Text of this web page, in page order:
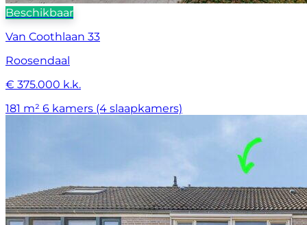
Beschikbaar
Van Coothlaan 33
Roosendaal
€ 375.000 k.k.
181 m² 6 kamers (4 slaapkamers)